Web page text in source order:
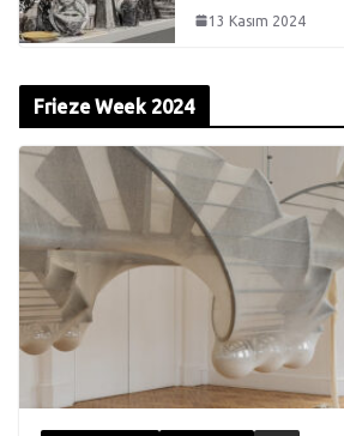
13 Kasım 2024
Frieze Week 2024